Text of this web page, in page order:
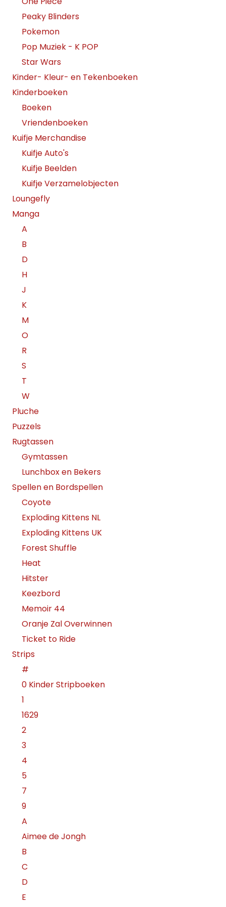
Peaky Blinders
Pokemon
Pop Muziek - K POP
Star Wars
Kinder- Kleur- en Tekenboeken
Kinderboeken
Boeken
Vriendenboeken
Kuifje Merchandise
Kuifje Auto's
Kuifje Beelden
Kuifje Verzamelobjecten
Loungefly
Manga
A
B
D
H
J
K
M
O
R
S
T
W
Pluche
Puzzels
Rugtassen
Gymtassen
Lunchbox en Bekers
Spellen en Bordspellen
Coyote
Exploding Kittens NL
Exploding Kittens UK
Forest Shuffle
Heat
Hitster
Keezbord
Memoir 44
Oranje Zal Overwinnen
Ticket to Ride
Strips
#
0 Kinder Stripboeken
1
1629
2
3
4
5
7
9
A
Aimee de Jongh
B
C
D
E